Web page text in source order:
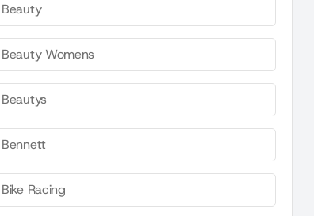
Beauty
Beauty Womens
Beautys
Bennett
Bike Racing